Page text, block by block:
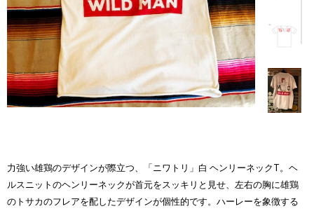
力強い雄鶏のデザインが際立つ、「ニワトリ」白 ヘンリーネックT。ヘ
ルスニットのヘンリーネックが首元をスッキリと見せ、左右の胸に雄鶏
のトサカのフレアを配したデザインが個性的です。ハーレーを象徴する